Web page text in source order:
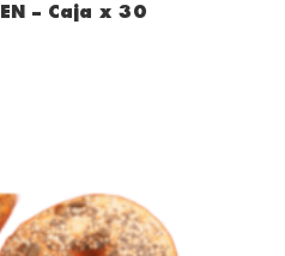
– Caja x 30